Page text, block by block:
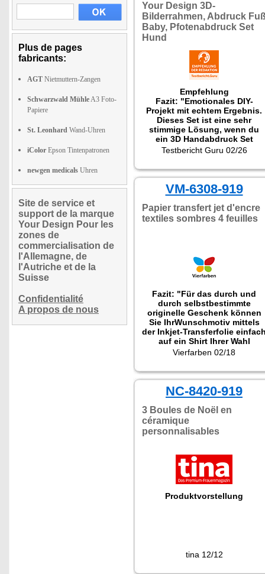
Plus de pages
fabricants:
AGT Nietmuttern-Zangen
Schwarzwald MühleA3 Foto-
Papiere
St. Leonhard Wand-Uhren
iColor Epson Tintenpatronen
newgen medicals Uhren
Site de service et
support de la marque
Your Design Pour les
zones de
commercialisation de
l'Allemagne, de
l'Autriche et de la
Suisse
Confidentialité
A propos de nous
Your Design 3D-
Bilderrahmen, Abdruck
Baby, Pfotenabdruck Set
Hund
Empfehlung
Fazit: "Emotionales DIY-
Projekt mit echtem Ergebnis.
Dieses Set ist eine sehr
stimmige Lösung, wenn du
ein 3D Handabdruck Set
suchst, das nicht nur zum
sondern als fertiges
Erinnerungsstück
Als Fußabdruck Set und
Abdruckset für Babyfüße
bietet es einen klaren Ablauf,
einen hochwertigen Rahmen
und genug Spielraum für eine
bleibt es nicht bei der einen
Babyphase stehen, wer weiß,
welche Pfote als Nächstes im
Rahmen landet?"
Testbericht Guru 02/26
VM-6308-919
Papier transfert jet d'encre
textiles sombres 4 feuilles
Fazit: "Für das durch und
durch selbstbestimmte
originelle Geschenk können
Sie IhrWunschmotiv mittels
der Inkjet-Transferfolie
auf ein Shirt Ihrer Wahl
aufbringen."
Vierfarben 02/18
NC-8420-919
3 Boules de Noël en
céramique
personnalisables
Produktvorstellung
tina 12/12